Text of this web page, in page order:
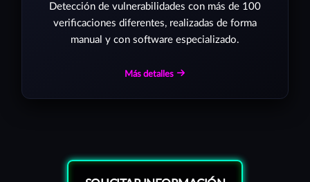
Detección de vulnerabilidades con más de 100
verificaciones diferentes, realizadas de forma
manual y con software especializado.
Más detalles